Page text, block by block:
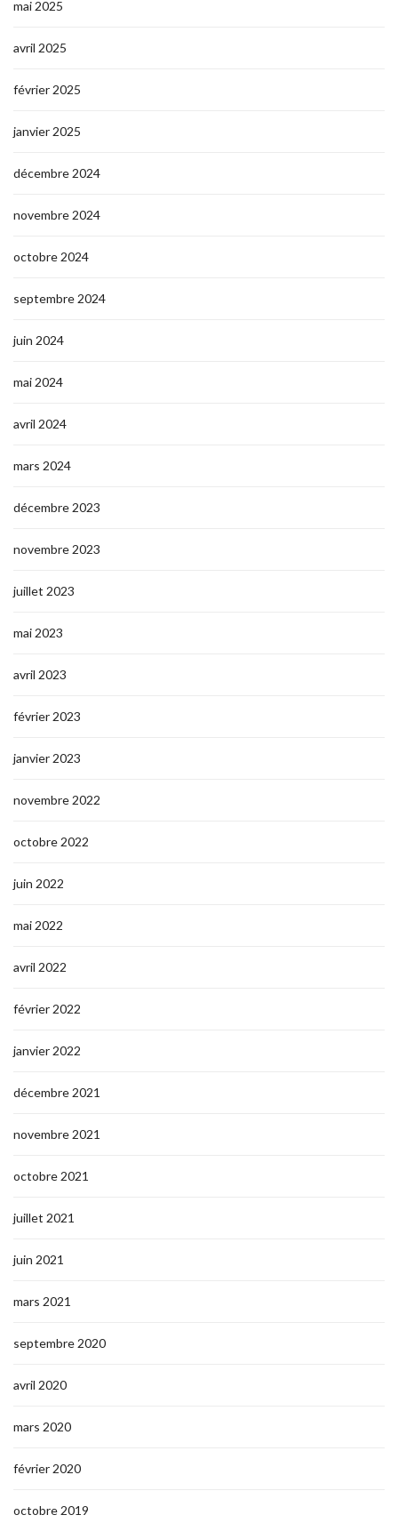
mai 2025
avril 2025
février 2025
janvier 2025
décembre 2024
novembre 2024
octobre 2024
septembre 2024
juin 2024
mai 2024
avril 2024
mars 2024
décembre 2023
novembre 2023
juillet 2023
mai 2023
avril 2023
février 2023
janvier 2023
novembre 2022
octobre 2022
juin 2022
mai 2022
avril 2022
février 2022
janvier 2022
décembre 2021
novembre 2021
octobre 2021
juillet 2021
juin 2021
mars 2021
septembre 2020
avril 2020
mars 2020
février 2020
octobre 2019